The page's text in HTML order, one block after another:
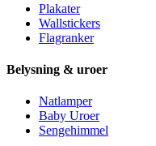
Plakater
Wallstickers
Flagranker
Belysning & uroer
Natlamper
Baby Uroer
Sengehimmel